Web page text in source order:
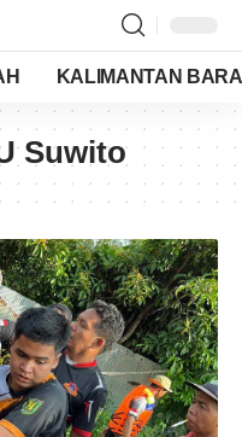
KALIMANTAN
Suwito